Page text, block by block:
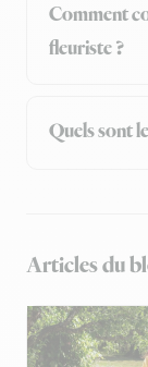
Comment
fleuriste ?
Quels sont
Articles du